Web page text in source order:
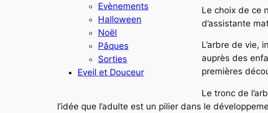
Evènements
Halloween
Noël
Pâques
Sorties
Eveil et Douceur
Le choix de ce
d’assistante
L’arbre de vie,
auprès des
premières
Le tronc de
l’idée que l’adulte est un pilier dans le